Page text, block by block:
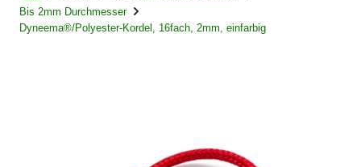
Bis 2mm Durchmesser
Dyneema®/Polyester-Kordel, 16fach, 2mm, einfarbig